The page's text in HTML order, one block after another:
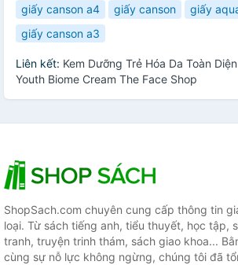
giấy canson a4
giấy canson
giấy
giấy canson a3
Liên kết: Kem Dưỡng Trẻ Hóa Da Toàn
Youth Biome Cream The Face Shop
ShopSach.com chuyên cung cấp thông tin
loại. Từ sách tiếng anh, tiểu thuyết, học tập,
tranh, truyện trinh thám, sách giao khoa...
cùng sự nỗ lực không ngừng, chúng tôi đã